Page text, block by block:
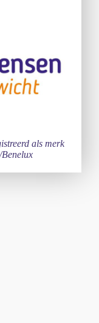
als merk